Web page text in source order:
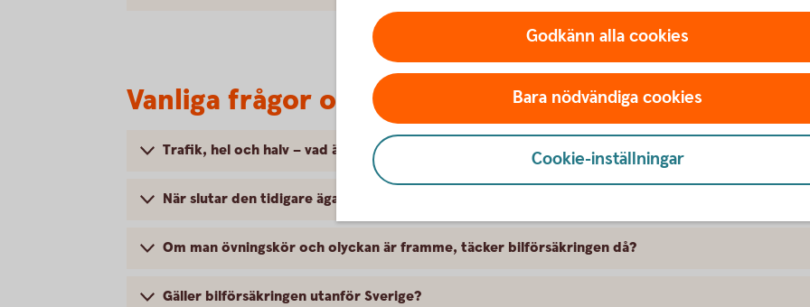
Vanliga frågor om att försäkra Mitsubishi
Trafik, hel och halv – vad är det för skillnad på försäkringarna?
När slutar den tidigare ägarens försäkring att gälla?
Om man övningskör och olyckan är framme, täcker bilförsäkringen då?
Gäller bilförsäkringen utanför Sverige?
Godkänn alla cookies
Bara nödvändiga cookies
Cookie-inställningar